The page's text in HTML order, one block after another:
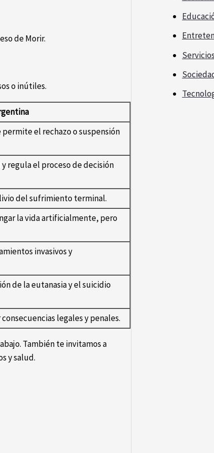
de Morir.
o inútiles.
el rechazo o suspensión
regula el proceso de decisión
del sufrimiento terminal.
la vida artificialmente, pero
invasivos y
de la eutanasia y el suicidio
legales y penales.
También te invitamos a
y salud.
Servicios